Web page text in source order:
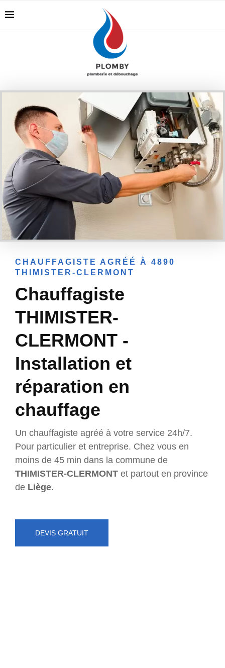
CHAUFFAGISTE AGRÉÉ À 4890
THIMISTER-CLERMONT
Chauffagiste
THIMISTER-
CLERMONT -
Installation et
réparation en
chauffage
Un chauffagiste agréé à votre service 24h/7.
Pour particulier et entreprise. Chez vous en
moins de 45 min dans la commune de
THIMISTER-CLERMONT et partout en province
de Liège.
DEVIS GRATUIT